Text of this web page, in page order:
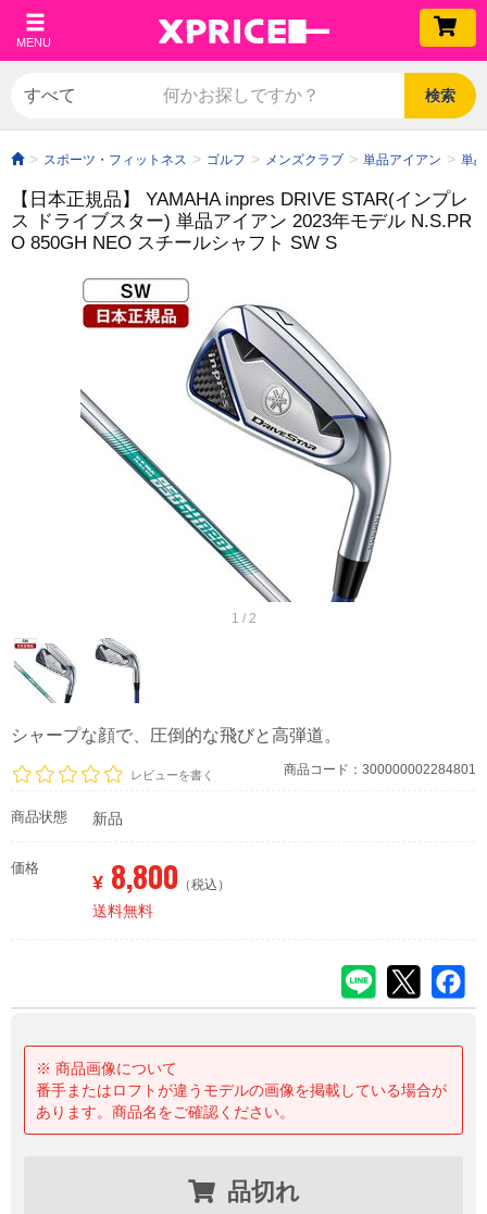
MENU
検索
スポーツ・フィットネス ゴルフ メンズクラブ 単品アイアン 単
【日本正規品】 YAMAHA inpres DRIVE STAR(インプレ
ス ドライブスター) 単品アイアン 2023年モデル N.S.PR
O 850GH NEO スチールシャフト SW S
1 / 2
シャープな顔で、圧倒的な飛びと高弾道。
レビューを書く 商品コード：300000002284801
商品状態 新品
価格
¥ 8,800 （税込）
送料無料
※ 商品画像について
番手またはロフトが違うモデルの画像を掲載している場合が
あります。商品名をご確認ください。
品切れ